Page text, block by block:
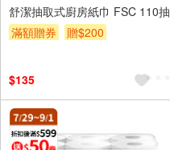
舒潔抽取式廚房紙巾 FSC 110抽
滿額贈券
贈$200
$135